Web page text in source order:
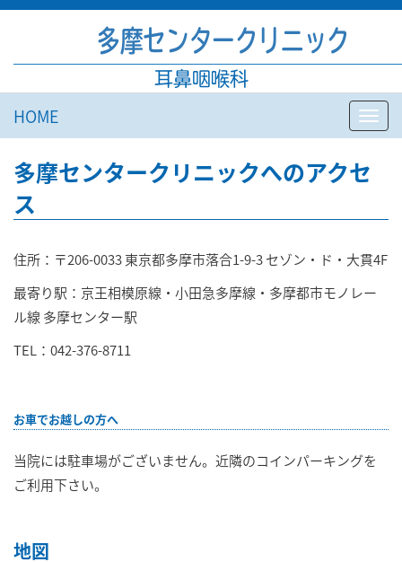
多摩センタークリニック
耳鼻咽喉科
HOME
多摩センタークリニックへのアクセ
ス
住所：〒206-0033 東京都多摩市落合1-9-3 セゾン・ド・大貫4F
最寄り駅：京王相模原線・小田急多摩線・多摩都市モノレー
ル線 多摩センター駅
TEL：042-376-8711
お車でお越しの方へ
当院には駐車場がございません。近隣のコインパーキングを
ご利用下さい。
地図